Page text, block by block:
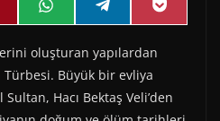
Share
on
W
h
t
s
A
p
p
Share
on
e
e
g
r
a
m
Share
on
P
o
oluşturan yapılardan
Büyük bir evliya
Hacı Bektaş Veli’den